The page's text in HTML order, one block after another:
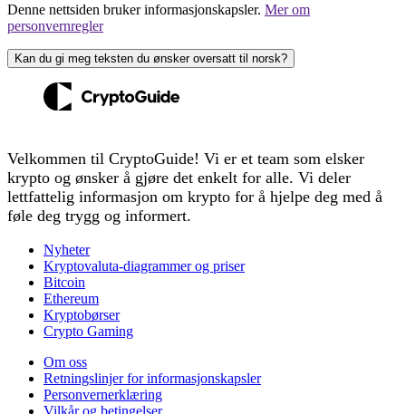
Denne nettsiden bruker informasjonskapsler. Mer om
personvernregler
Kan du gi meg teksten du ønsker oversatt til norsk?
Velkommen til CryptoGuide! Vi er et team som elsker
krypto og ønsker å gjøre det enkelt for alle. Vi deler
lettfattelig informasjon om krypto for å hjelpe deg med å
føle deg trygg og informert.
Nyheter
Kryptovaluta-diagrammer og priser
Bitcoin
Ethereum
Kryptobørser
Crypto Gaming
Om oss
Retningslinjer for informasjonskapsler
Personvernerklæring
Vilkår og betingelser